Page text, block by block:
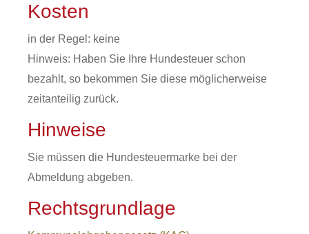
Kosten
in der Regel: keine
Hinweis: Haben Sie Ihre Hundesteuer schon
bezahlt, so bekommen Sie diese möglicherweise
zeitanteilig zurück.
Hinweise
Sie müssen die Hundesteuermarke bei der
Abmeldung abgeben.
Rechtsgrundlage